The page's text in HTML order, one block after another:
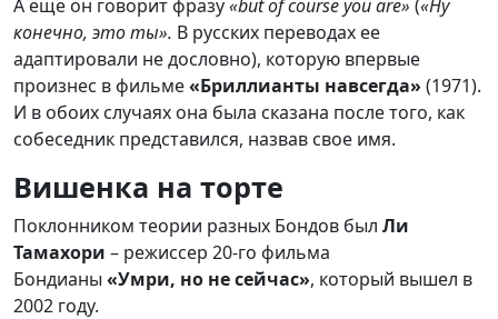
А еще он говорит фразу«but of course you are» («Ну
конечно, это ты». В русских переводах ее
адаптировали не дословно), которую впервые
произнес в фильме«Бриллианты навсегда» (1971).
И в обоих случаях она была сказана после того, как
собеседник представился, назвав свое имя.
Вишенка на торте
Поклонником теории разных Бондов был Ли
Тамахори – режиссер 20-го фильма
Бондианы «Умри, но не сейчас», который вышел в
2002 году.